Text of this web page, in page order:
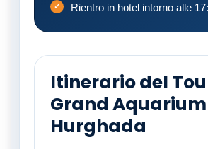
Rientro in hotel intorno alle
Itinerario del
Grand
Hurghada